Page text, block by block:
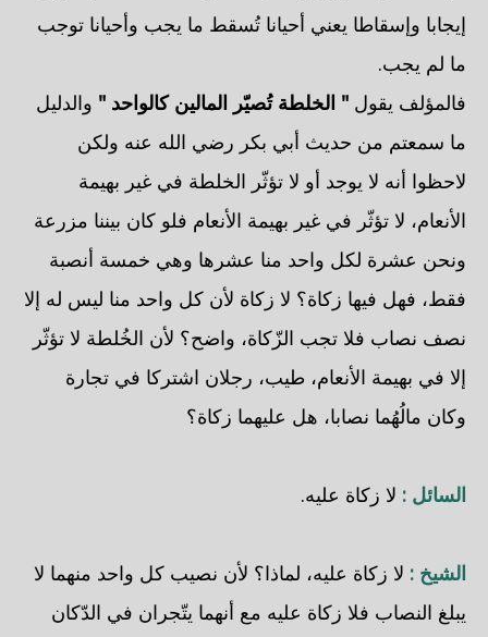
إيجابا وإسقاطا يعني أحيانا تُسقط ما يجب وأحيانا توجب
ما لم يجب.
فالمؤلف يقول " الخلطة تُصيّر المالين كالواحد " والدليل
ما سمعتم من حديث أبي بكر رضي الله عنه ولكن
لاحظوا أنه لا يوجد أو لا تؤثّر الخلطة في غير بهيمة
الأنعام، لا تؤثّر في غير بهيمة الأنعام فلو كان بيننا مزرعة
ونحن عشرة لكل واحد منا عشرها وهي خمسة أنصبة
فقط، فهل فيها زكاة؟ لا زكاة لأن كل واحد منا ليس له إلا
نصف نصاب فلا تجب الزّكاة، واضح؟ لأن الخُلطة لا تؤثّر
إلا في بهيمة الأنعام، طيب، رجلان اشتركا في تجارة
وكان مالُهُما نصابا، هل عليهما زكاة؟
السائل : لا زكاة عليه.
الشيخ : لا زكاة عليه، لماذا؟ لأن نصيب كل واحد منهما لا
يبلغ النصاب فلا زكاة عليه مع أنهما يتّجران في الدّكان